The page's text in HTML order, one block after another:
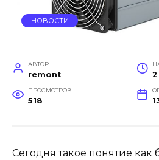
НОВОСТИ
АВТОР
remont
ПРОСМОТРОВ
518
Сегодня такое понятие как